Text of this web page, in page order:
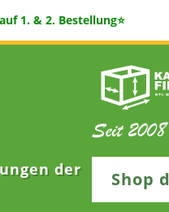
1. & 2. Bestellung⭐
der